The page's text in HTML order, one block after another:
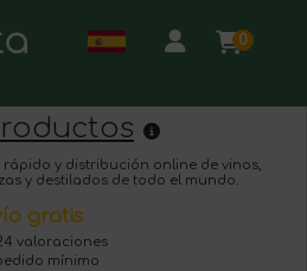
0
y distribución online de vinos,
y destilados de todo el mundo.
gratis
valoraciones
mínimo